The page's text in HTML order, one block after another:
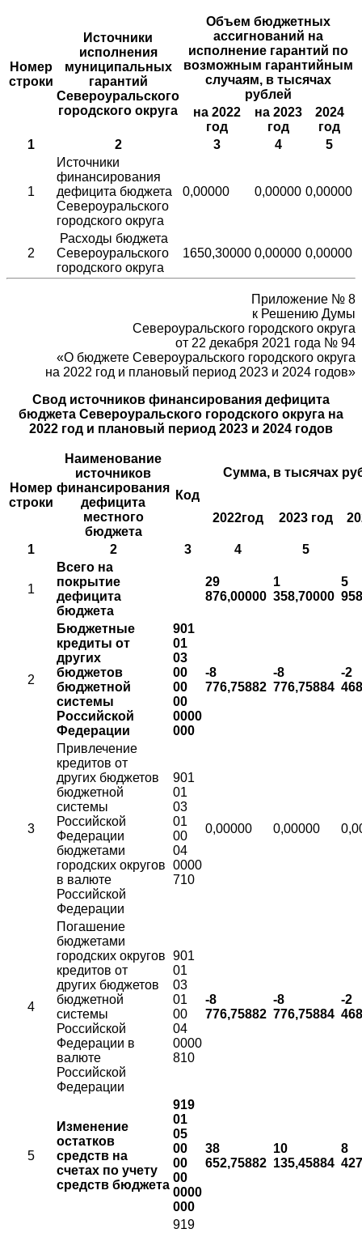
Номер
строки
Источники
исполнения
муниципальных
гарантий
Североуральского
городского округа
Объем бюджетных
ассигнований на
исполнение гарантий по
возможным гарантийным
случаям, в тысячах
рублей
на 2022
год
на 2023
год
2024
год
1
2 3 4 5
1
Источники
финансирования
дефицита бюджета
Североуральского
городского округа
0,00000 0,00000 0,00000
2
Расходы бюджета
Североуральского
городского округа
1650,30000 0,00000 0,00000
Приложение № 8
к Решению Думы
Североуральского городского округа
от 22 декабря 2021 года № 94
«О бюджете Североуральского городского округа
на 2022 год и плановый период 2023 и 2024 годов»
Свод источников финансирования дефицита
бюджета Североуральского городского округа на
2022 год и плановый период 2023 и 2024 годов
Номер
строки
Наименование
источников
финансирования
дефицита
местного
бюджета
Код
Сумма, в тысячах
2022год 2023 год
1 2 3 4 5
1
Всего на
покрытие
дефицита
бюджета
29
876,00000
1
358,70000
5
2
Бюджетные
кредиты от
других
бюджетов
бюджетной
системы
Российской
Федерации
901
01
03
00
00
00
0000
000
-8
776,75882
-8
776,75884
-2
3
Привлечение
кредитов от
других бюджетов
бюджетной
системы
Российской
Федерации
бюджетами
городских округов
в валюте
Российской
Федерации
901
01
03
01
00
04
0000
710
0,00000 0,00000
4
Погашение
бюджетами
городских округов
кредитов от
других бюджетов
бюджетной
системы
Российской
Федерации в
валюте
Российской
Федерации
901
01
03
01
00
04
0000
810
-8
776,75882
-8
776,75884
-2
5
Изменение
остатков
средств на
счетах по учету
средств бюджета
919
01
05
00
00
00
0000
000
38
652,75882
10
135,45884
8
919